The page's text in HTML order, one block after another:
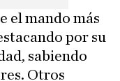
el mando más
por su
sabiendo
Otros